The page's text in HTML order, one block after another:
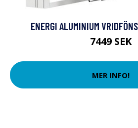
ENERGI ALUMINIUM
7449 SEK
MER INFO!